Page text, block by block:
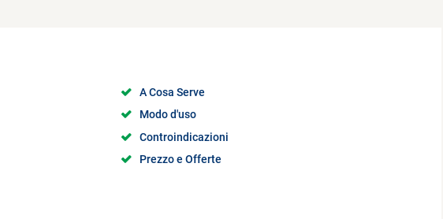
A Cosa Serve
Modo d'uso
Controindicazioni
Prezzo e Offerte